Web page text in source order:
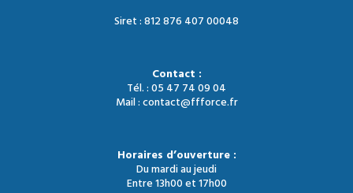
Siret : 812 876 407 00048
Contact :
Tél. : 05 47 74 09 04
Mail : contact@ffforce.fr
Horaires d’ouverture :
Du mardi au jeudi
Entre 13h00 et 17h00